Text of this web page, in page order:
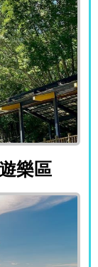
家森林遊樂區
樂區